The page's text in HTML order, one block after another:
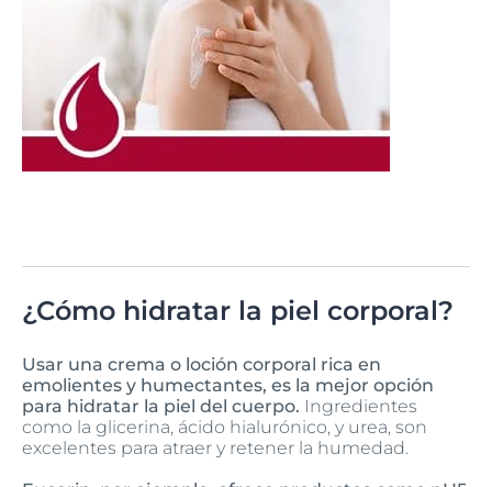
¿Cómo hidratar la piel corporal?
Usar una crema o loción corporal rica en
emolientes y humectantes, es la mejor opción
para hidratar la piel del cuerpo. Ingredientes
como la glicerina, ácido hialurónico, y urea, son
excelentes para atraer y retener la humedad.